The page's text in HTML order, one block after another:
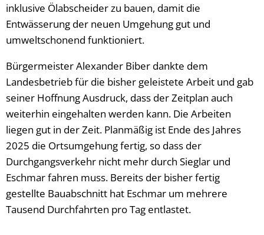
inklusive Ölabscheider zu bauen, damit die
Entwässerung der neuen Umgehung gut und
umweltschonend funktioniert.
Bürgermeister Alexander Biber dankte dem
Landesbetrieb für die bisher geleistete Arbeit und gab
seiner Hoffnung Ausdruck, dass der Zeitplan auch
weiterhin eingehalten werden kann. Die Arbeiten
liegen gut in der Zeit. Planmäßig ist Ende des Jahres
2025 die Ortsumgehung fertig, so dass der
Durchgangsverkehr nicht mehr durch Sieglar und
Eschmar fahren muss. Bereits der bisher fertig
gestellte Bauabschnitt hat Eschmar um mehrere
Tausend Durchfahrten pro Tag entlastet.